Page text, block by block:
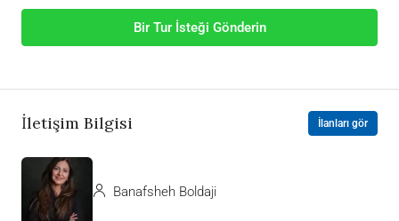
Bir Tur İsteği Gönderin
İletişim Bilgisi İlanları gör
Banafsheh Boldaji